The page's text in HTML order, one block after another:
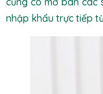
nhập khẩu trực tiếp